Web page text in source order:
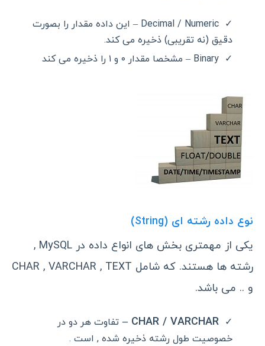
Decimal / Numeric – این داده مقدار را بصورت
دقیق (نه تقریبی) ذخیره می کند.
Binary – مشخصا مقدار ۰ و ۱ را ذخیره می کند
نوع داده رشته ای (String)
یکی از مهمتری بخش های انواع داده در MySQL ,
رشته ها هستند. که شامل CHAR , VARCHAR , TEXT
و .. می باشد.
CHAR / VARCHAR –
تفاوت هر دو در
خصوصیت طول رشته ذخیره شده , است .